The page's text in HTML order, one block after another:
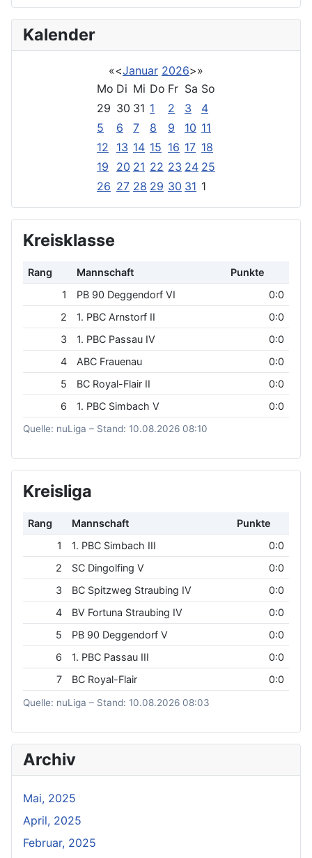
Kalender
«<Januar 2026>»
Mo Di Mi Do Fr Sa So
29 30 31 1 2 3
4
5
6 7 8 9 10 11
12
13 14 15 16 17 18
19
20 21 22 23 24 25
26 27 28 29 30 31 1
Kreisklasse
Rang Mannschaft
Punkte
1
PB 90 Deggendorf VI
0:0
2
1. PBC Arnstorf II
0:0
3
1. PBC Passau IV
0:0
4
ABC Frauenau
0:0
5
BC Royal-Flair II
0:0
6
1. PBC Simbach V 0:0
Quelle: nuLiga – Stand: 10.08.2026 08:10
Kreisliga
Rang Mannschaft
Punkte
1
1. PBC Simbach III
0:0
2
SC Dingolfing V
0:0
3
BC Spitzweg Straubing IV
0:0
4
BV Fortuna Straubing IV
0:0
5
PB 90 Deggendorf V
0:0
6
1. PBC Passau III
0:0
7
BC Royal-Flair 0:0
Quelle: nuLiga – Stand: 10.08.2026 08:03
Archiv
Mai, 2025
April, 2025
Februar, 2025